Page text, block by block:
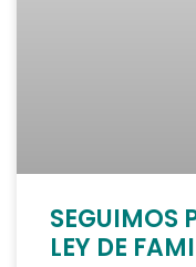
SEGUIMOS
LEY DE